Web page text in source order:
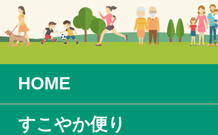
HOME
すこやか便り